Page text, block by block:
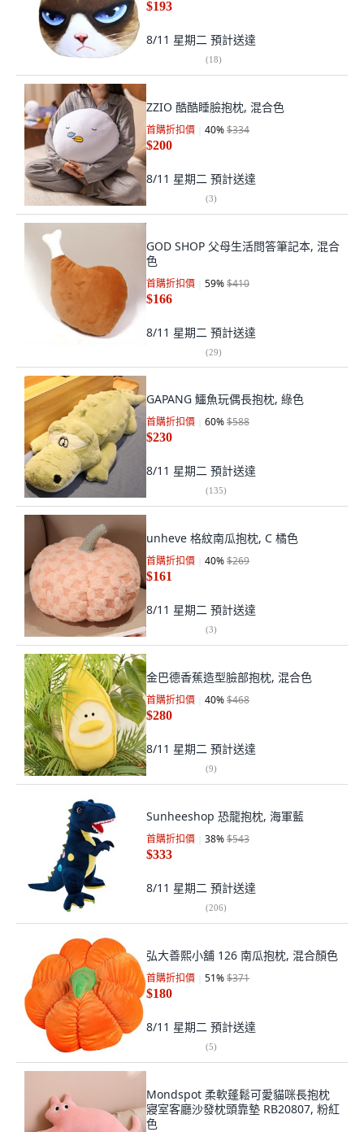
$193
8/11 星期二 預計送達
(18)
ZZIO 酷酷睡臉抱枕, 混合色
首購折扣價 40%$334
$200
8/11 星期二 預計送達
(3)
GOD SHOP 父母生活問答筆記本, 混合
色
首購折扣價 59%$410
$166
8/11 星期二 預計送達
(29)
GAPANG 鱷魚玩偶長抱枕, 綠色
首購折扣價 60%$588
$230
8/11 星期二 預計送達
(135)
unheve 格紋南瓜抱枕, C 橘色
首購折扣價 40%$269
$161
8/11 星期二 預計送達
(3)
金巴德香蕉造型臉部抱枕, 混合色
首購折扣價 40%$468
$280
8/11 星期二 預計送達
(9)
Sunheeshop 恐龍抱枕, 海軍藍
首購折扣價 38%$543
$333
8/11 星期二 預計送達
(206)
弘大善熙小舖 126 南瓜抱枕, 混合顏色
首購折扣價 51%$371
$180
8/11 星期二 預計送達
(5)
Mondspot 柔軟蓬鬆可愛貓咪長抱枕
寢室客廳沙發枕頭靠墊 RB20807, 粉紅
色